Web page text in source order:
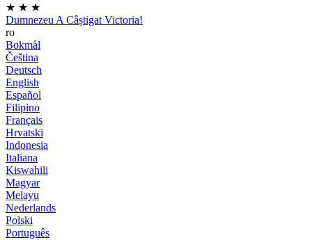
★ ★ ★
Dumnezeu A Câștigat Victoria!
ro
Bokmål
Čeština
Deutsch
English
Español
Filipino
Français
Hrvatski
Indonesia
Italiana
Kiswahili
Magyar
Melayu
Nederlands
Polski
Português